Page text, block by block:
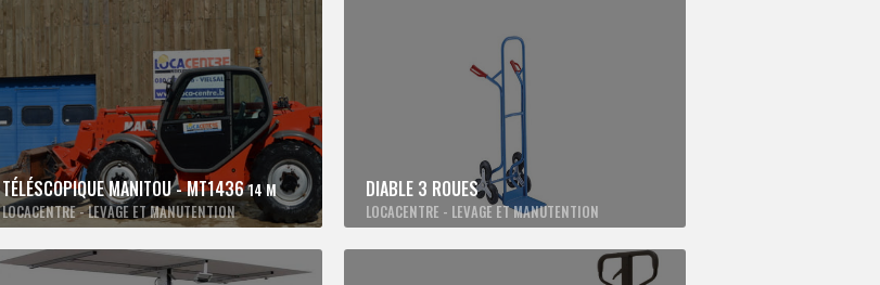
TÉLÉSCOPIQUE MANITOU - MT143614 M
LOCACENTRE - LEVAGE ET MANUTENTION
DIABLE 3 ROUES
LOCACENTRE - LEVAGE ET MANUTENTION